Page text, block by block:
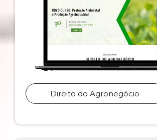
Direito do Agronegócio